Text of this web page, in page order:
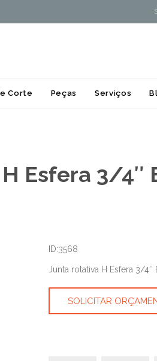
Corte Peças Serviços
Esfera 3/4″
ID:3568
Junta rotativa H Esfera 3/4″
SOLICITAR